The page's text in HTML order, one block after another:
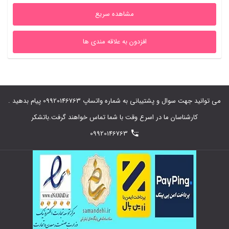
مشاهده سریع
افزدون به علاقه مندی ها
می توانید جهت سوال و پشتیبانی به شماره واتساپ 09920146763 پیام بدهید .
کارشناسان ما در اسرع وقت با شما تماس خواهند گرفت.باتشکر
09920146763